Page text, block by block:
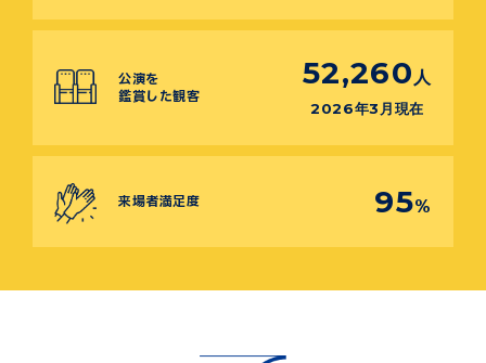
公演を
鑑賞した観客
52,260 人
2026年3月現在
来場者満足度 95%